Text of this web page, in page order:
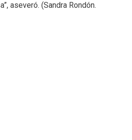
aseveró. (Sandra Rondón.